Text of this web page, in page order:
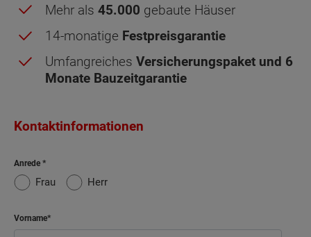
Mehr als 45.000 gebaute Häuser
14-monatige Festpreisgarantie
Umfangreiches Versicherungspaket und 6
Monate Bauzeitgarantie
Kontaktinformationen
Anrede
Frau Herr
Vorname